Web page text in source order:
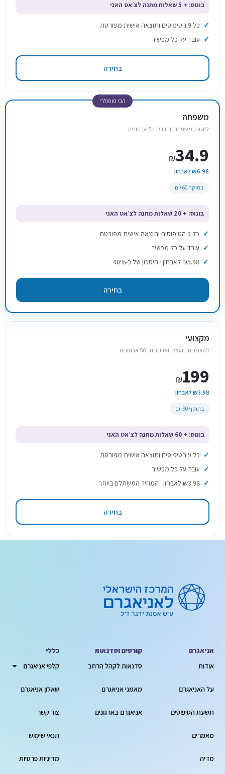
בונוס: + 5 שאלות מתנה לצ׳אט האני
כל 9 הטיפוסים ותוצאה אישית מפורטת
עובד על כל מכשיר
בחירה
הכי פופולרי
משפחה
לזוגות, משפחות וחברים · 5 אבחונים
34.9
₪
₪6.98 לאבחון
בתוקף 60 יום
בונוס: + 20 שאלות מתנה לצ׳אט האני
כל 9 הטיפוסים ותוצאה אישית מפורטת
עובד על כל מכשיר
₪5.98 לאבחון · חיסכון של כ-40%
בחירה
מקצועי
למאמנים, יועצים וארגונים · 50 אבחונים
199
₪
₪3.98 לאבחון
בתוקף 90 יום
בונוס: + 60 שאלות מתנה לצ׳אט האני
כל 9 הטיפוסים ותוצאה אישית מפורטת
עובד על כל מכשיר
₪3.98 לאבחון · המחיר המשתלם ביותר
בחירה
אניאגרם
אודות
על האניאגרם
תשעת הטיפוסים
מאמרים
מדיה
קורסים וסדנאות
סדנאות לקהל הרחב
מאמני אניאגרם
אניאגרם בארגונים
כללי
קלפי אניאגרם
שאלון אניאגרם
צור קשר
תנאי שימוש
מדיניות פרטיות